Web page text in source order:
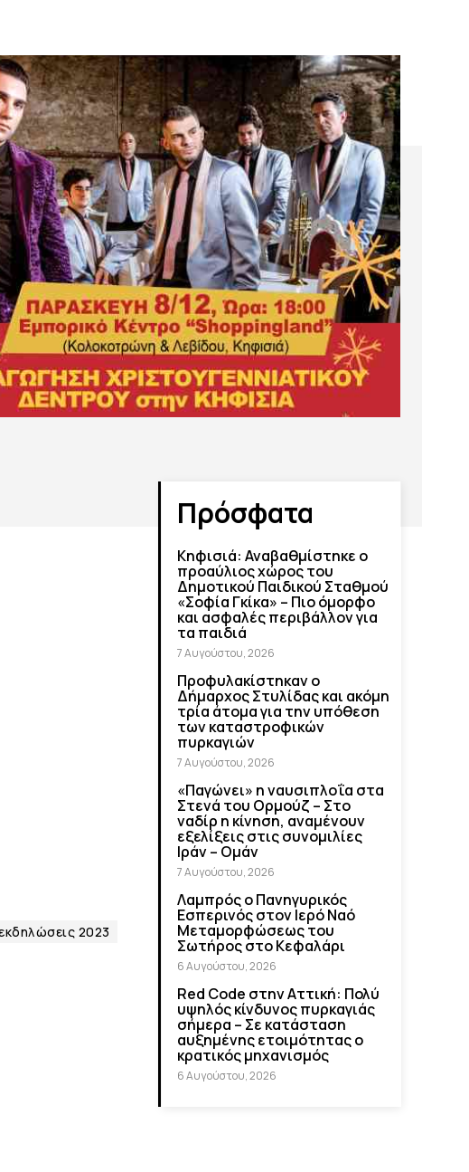
2023
Πρόσφατα
Κηφισιά: Αναβαθμίστηκε ο
προαύλιος χώρος του
Δημοτικού Παιδικού Σταθμού
«Σοφία Γκίκα» – Πιο όμορφο
και ασφαλές περιβάλλον για
τα παιδιά
7 Αυγούστου, 2026
Προφυλακίστηκαν ο
Δήμαρχος Στυλίδας και ακόμη
τρία άτομα για την υπόθεση
των καταστροφικών
πυρκαγιών
7 Αυγούστου, 2026
«Παγώνει» η ναυσιπλοΐα στα
Στενά του Ορμούζ – Στο
ναδίρ η κίνηση, αναμένουν
εξελίξεις στις συνομιλίες
Ιράν – Ομάν
7 Αυγούστου, 2026
Λαμπρός ο Πανηγυρικός
Εσπερινός στον Ιερό Ναό
Μεταμορφώσεως του
Σωτήρος στο Κεφαλάρι
6 Αυγούστου, 2026
Red Code στην Αττική: Πολύ
υψηλός κίνδυνος πυρκαγιάς
σήμερα – Σε κατάσταση
αυξημένης ετοιμότητας ο
κρατικός μηχανισμός
6 Αυγούστου, 2026